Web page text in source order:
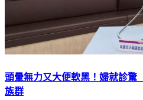
頭暈無力又大便軟黑！婦就診
族群